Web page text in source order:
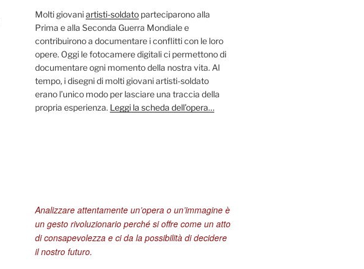
Molti giovaniartisti-soldatoparteciparono alla
Prima e alla Seconda Guerra Mondiale e
contribuirono a documentare i conflitti con le loro
opere. Oggi le fotocamere digitali ci permettono di
documentare ogni momento della nostra vita. Al
tempo, i disegni di molti giovani artisti-soldato
erano l’unico modo per lasciare una traccia della
propria esperienza. Leggi la scheda dell’opera…
Analizzare attentamente un’opera o un’immagine è
un gesto rivoluzionario perché si offre come un atto
di consapevolezza e ci da la possibilità di decidere
il nostro futuro.